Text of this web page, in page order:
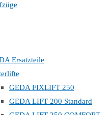
Ersatzteile
GEDA FIXLIFT 250
GEDA LIFT 200 Standard